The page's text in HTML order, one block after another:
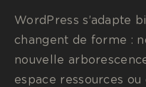
WordPress s’adapte
changent de forme :
nouvelle
espace ressources ou